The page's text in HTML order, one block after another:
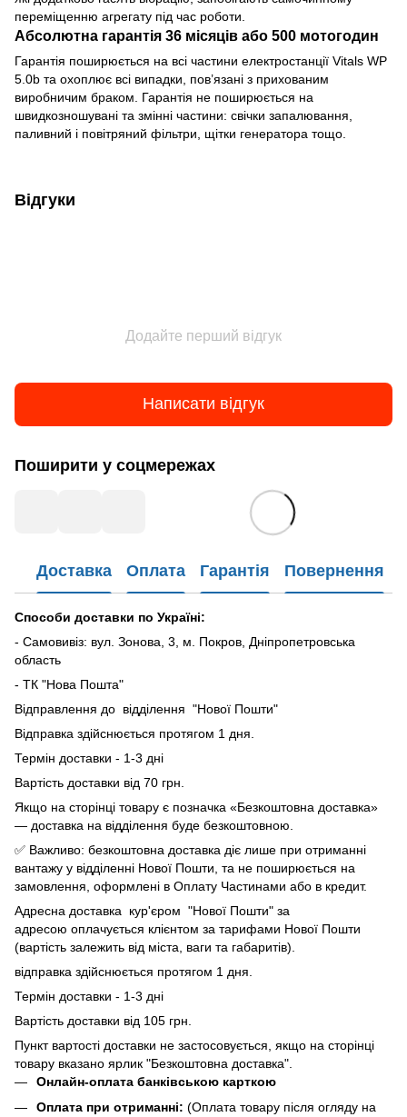
переміщенню агрегату під час роботи.
Абсолютна гарантія 36 місяців або 500 мотогодин
Гарантія поширюється на всі частини електростанції Vitals WP
5.0b та охоплює всі випадки, пов’язані з прихованим
виробничим браком. Гарантія не поширюється на
швидкозношувані та змінні частини: свічки запалювання,
паливний і повітряний фільтри, щітки генератора тощо.
Відгуки
Додайте перший відгук
Написати відгук
Поширити у соцмережах
Доставка Оплата Гарантія Повернення
Способи доставки по Україні:
- Самовивіз: вул. Зонова, 3, м. Покров, Дніпропетровська
область
- ТК "Нова Пошта"
Відправлення до відділення "Нової Пошти"
Відправка здійснюється протягом 1 дня.
Термін доставки - 1-3 дні
Вартість доставки від 70 грн.
Якщо на сторінці товару є позначка «Безкоштовна доставка»
— доставка на відділення буде безкоштовною.
✅ Важливо: безкоштовна доставка діє лише при отриманні
вантажу у відділенні Нової Пошти, та не поширюється на
замовлення, оформлені в Оплату Частинами або в кредит.
Адресна доставка кур'єром "Нової Пошти" за
адресою оплачується клієнтом за тарифами Нової Пошти
(вартість залежить від міста, ваги та габаритів).
відправка здійснюється протягом 1 дня.
Термін доставки - 1-3 дні
Вартість доставки від 105 грн.
Пункт вартості доставки не застосовується, якщо на сторінці
товару вказано ярлик "Безкоштовна доставка".
Онлайн-оплата банківською карткою
Оплата при отриманні: (Оплата товару після огляду на